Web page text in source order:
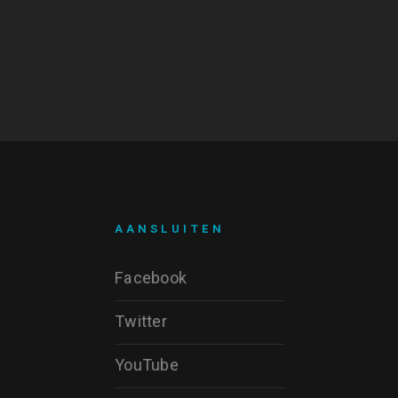
AANSLUITEN
Facebook
Twitter
YouTube